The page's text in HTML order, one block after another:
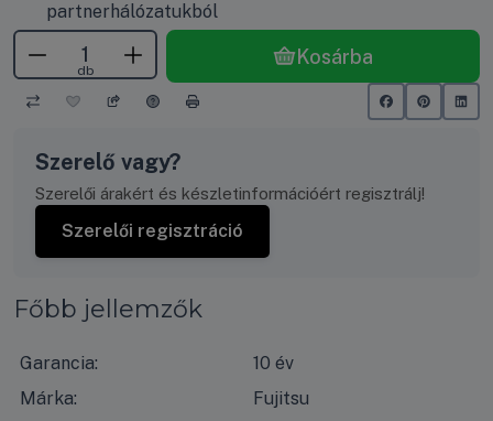
partnerhálózatukból
db
Kosárba
Szerelő vagy?
Szerelői árakért és készletinformációért regisztrálj!
Szerelői regisztráció
Főbb jellemzők
Garancia:
10 év
Márka:
Fujitsu